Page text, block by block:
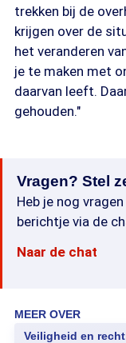
trekken bij de
krijgen over de
het veranderen
je te maken met
daarvan leeft.
gehouden."
Vragen? Stel
Heb je nog
berichtje via de
Naar de chat
MEER OVER
Veiligheid en recht